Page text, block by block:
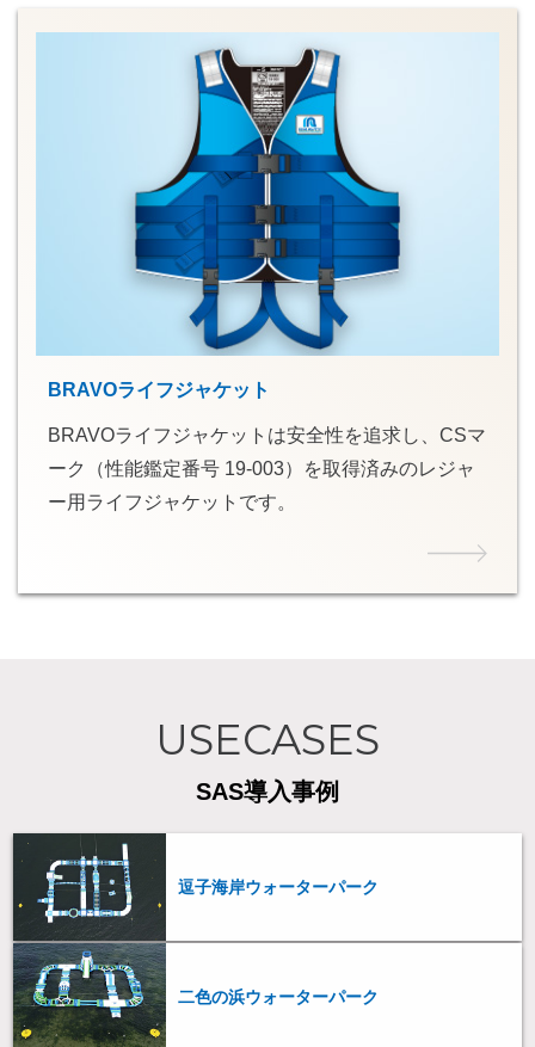
BRAVOライフジャケット
BRAVOライフジャケットは安全性を追求し、CSマ
ーク（性能鑑定番号 19-003）を取得済みのレジャ
ー用ライフジャケットです。
USECASES
SAS導入事例
逗子海岸ウォーターパーク
二色の浜ウォーターパーク